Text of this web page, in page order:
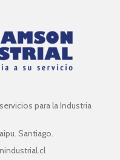
para la Industria
Santiago.